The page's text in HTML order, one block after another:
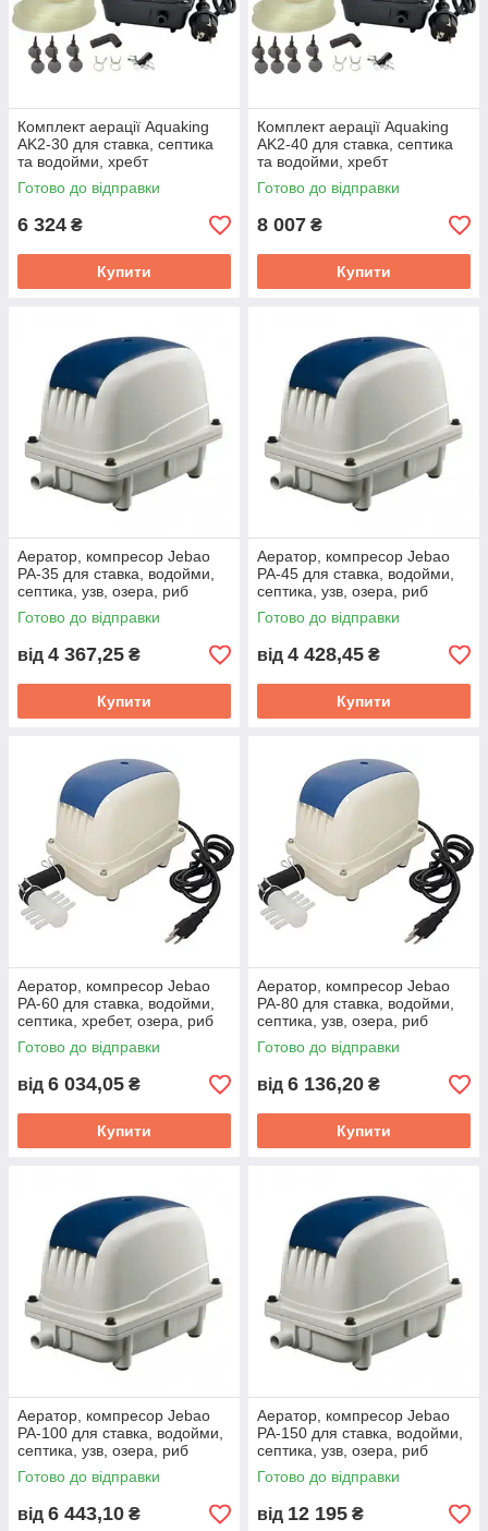
Комплект аерації Aquaking
AK2-30 для ставка, септика
та водойми, хребт
Готово до відправки
6 324 ₴
Купити
Комплект аерації Aquaking
AK2-40 для ставка, септика
та водойми, хребт
Готово до відправки
8 007 ₴
Купити
Аератор, компресор Jebao
PA-35 для ставка, водойми,
септика, узв, озера, риб
Готово до відправки
від 4 367,25 ₴
Купити
Аератор, компресор Jebao
PA-45 для ставка, водойми,
септика, узв, озера, риб
Готово до відправки
від 4 428,45 ₴
Купити
Аератор, компресор Jebao
PA-60 для ставка, водойми,
септика, хребет, озера, риб
Готово до відправки
від 6 034,05 ₴
Купити
Аератор, компресор Jebao
PA-80 для ставка, водойми,
септика, узв, озера, риб
Готово до відправки
від 6 136,20 ₴
Купити
Аератор, компресор Jebao
PA-100 для ставка, водойми,
септика, узв, озера, риб
Готово до відправки
від 6 443,10 ₴
Аератор, компресор Jebao
PA-150 для ставка, водойми,
септика, узв, озера, риб
Готово до відправки
від 12 195 ₴